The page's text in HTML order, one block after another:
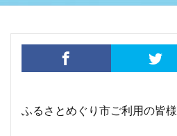
ふるさとめぐり市ご利用の皆様